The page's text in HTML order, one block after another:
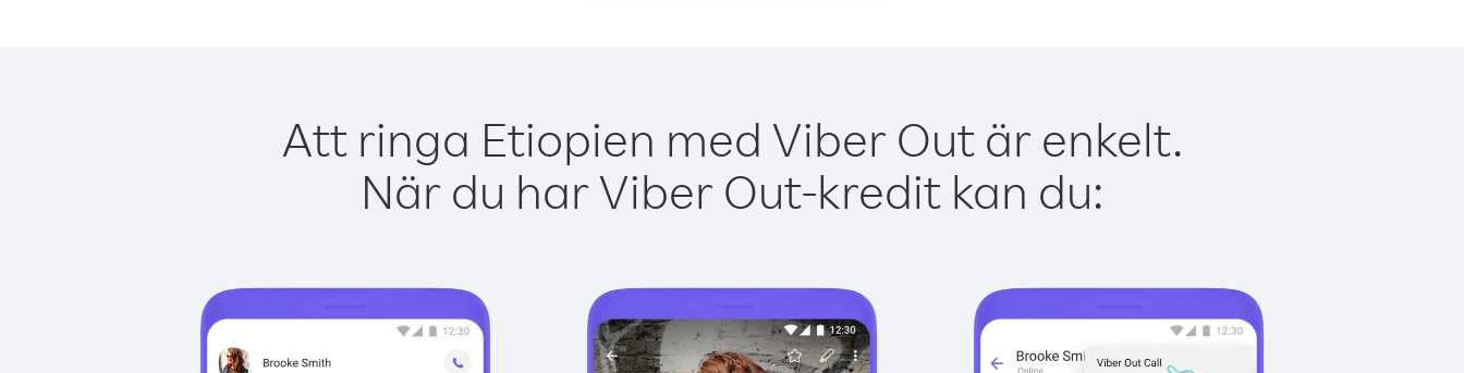
Att ringa Etiopien med Viber Out är enkelt.
När du har Viber Out-kredit kan du: